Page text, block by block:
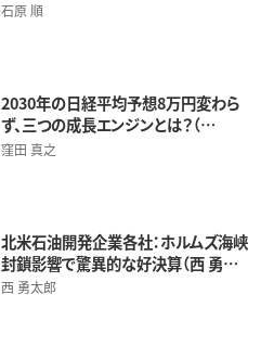
石原 順
2030年の日経平均予想8万円変わら
ず、三つの成長エンジンとは？（…
窪田 真之
北米石油開発企業各社：ホルムズ海峡
封鎖影響で驚異的な好決算（西 勇…
西 勇太郎